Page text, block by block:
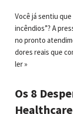
Você já sentiu
incêndios”? A
no pronto
dores reais que
ler »
Os 8